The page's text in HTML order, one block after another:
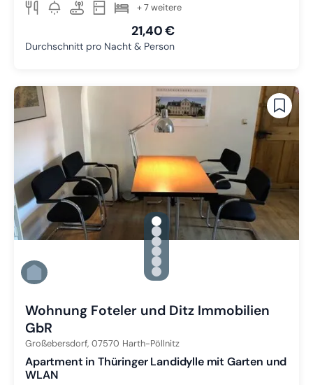
+ 7 weitere
21,40 €
Durchschnitt pro Nacht & Person
gallery.slide_selector
Zu Slide 1 wechseln
Zu Slide 2 wechseln
Zu Slide 3 wechseln
Zu Slide 4 wechseln
Zu Slide 5 wechseln
Zu Slide 6 wechseln
Wohnung Foteler und Ditz Immobilien
GbR
Großebersdorf, 07570 Harth-Pöllnitz
Apartment in Thüringer Landidylle mit Garten und
WLAN